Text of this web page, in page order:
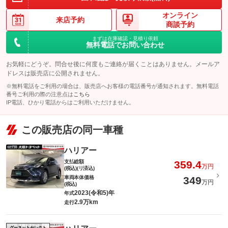
来店予約
オンライン
商談予約
まずは在庫確認・見積り依頼
無料電話でお問い合わせ
お気軽にどうぞ。問合せ後に何度もご連絡が届くことはありません。メールア
ドレスは販売店に公開されません。
※無料電話をご利用の場合は、販売店へお客様の電話番号が通知されます。無料電話
番号ご利用の際の注意点は こちら
IP電話、ひかり電話からはご利用いただけません。
この販売店の同一車種
ハリアー
支払総額
(税込)(リ済込)
359.4万円
車両本体価格
(税込)
349万円
年式2023(令和5)年
走行2.9万km